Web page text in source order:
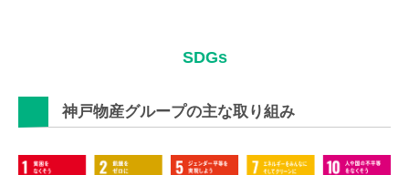
SDGs
神戸物産グループの主な取り組み